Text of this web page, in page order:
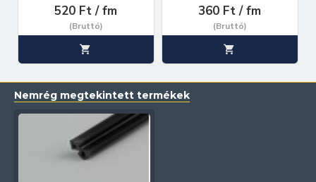
520 Ft / fm
(Bruttó)
360 Ft / fm
(Bruttó)
Nemrég megtekintett termékek